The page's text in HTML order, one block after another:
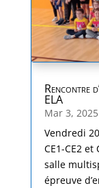
Rencontre
ELA
Mar 3, 2025
Vendredi
CE1-CE2
salle
épreuve